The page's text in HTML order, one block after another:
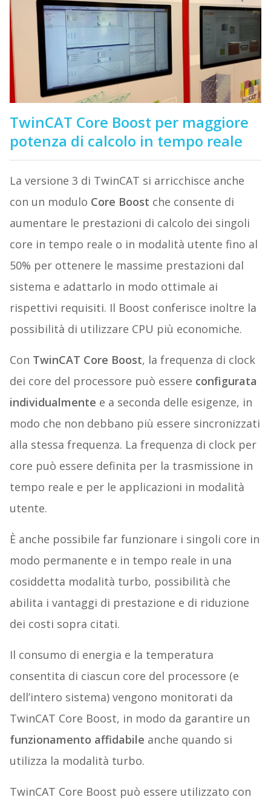
TwinCAT Core Boost per maggiore
potenza di calcolo in tempo reale
La versione 3 di TwinCAT si arricchisce anche
con un modulo Core Boost che consente di
aumentare le prestazioni di calcolo dei singoli
core in tempo reale o in modalità utente fino al
50% per ottenere le massime prestazioni dal
sistema e adattarlo in modo ottimale ai
rispettivi requisiti. Il Boost conferisce inoltre la
possibilità di utilizzare CPU più economiche.
Con TwinCAT Core Boost, la frequenza di clock
dei core del processore può essere configurata
individualmente e a seconda delle esigenze, in
modo che non debbano più essere sincronizzati
alla stessa frequenza. La frequenza di clock per
core può essere definita per la trasmissione in
tempo reale e per le applicazioni in modalità
utente.
È anche possibile far funzionare i singoli core in
modo permanente e in tempo reale in una
cosiddetta modalità turbo, possibilità che
abilita i vantaggi di prestazione e di riduzione
dei costi sopra citati.
Il consumo di energia e la temperatura
consentita di ciascun core del processore (e
dell’intero sistema) vengono monitorati da
TwinCAT Core Boost, in modo da garantire un
funzionamento affidabile anche quando si
utilizza la modalità turbo.
TwinCAT Core Boost può essere utilizzato con